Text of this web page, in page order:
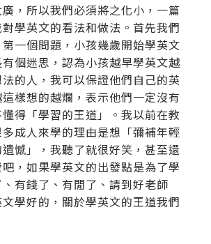
，所以我們必須將之化小，一篇
學英文的看法和做法。首先我們
一個問題，小孩幾歲開始學英文
個迷思，認為小孩越早學英文越
的人，我可以保證他們自己的英
樣想的越爛，表示他們一定沒有
得「學習的王道」。我以前在教
成人來學的理由是想「彌補年輕
憾」，我聽了就很好笑，甚至還
，如果學英文的出發點是為了學
有錢了、有閒了、請到好老師
學好的，關於學英文的王道我們